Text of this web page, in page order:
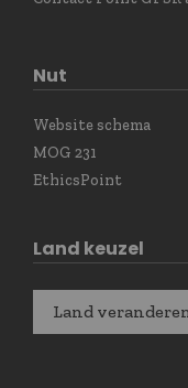
Nut
Website schema
MOG 231
EthicsPoint
Land keuzel
Land